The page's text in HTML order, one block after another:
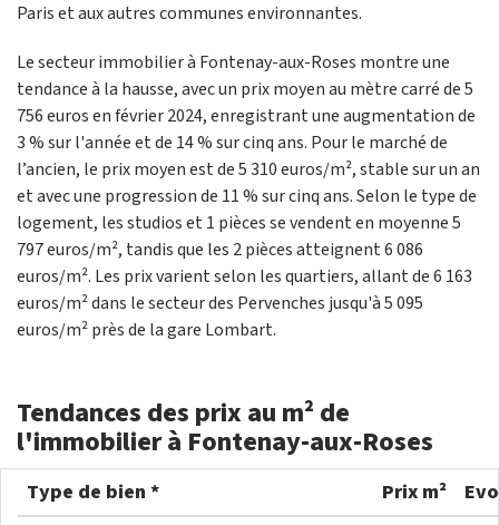
Paris et aux autres communes environnantes.
Le secteur immobilier à Fontenay-aux-Roses montre une
tendance à la hausse, avec un prix moyen au mètre carré de 5
756 euros en février 2024, enregistrant une augmentation de
3 % sur l'année et de 14 % sur cinq ans. Pour le marché de
l’ancien, le prix moyen est de 5 310 euros/m², stable sur un an
et avec une progression de 11 % sur cinq ans. Selon le type de
logement, les studios et 1 pièces se vendent en moyenne 5
797 euros/m², tandis que les 2 pièces atteignent 6 086
euros/m². Les prix varient selon les quartiers, allant de 6 163
euros/m² dans le secteur des Pervenches jusqu'à 5 095
euros/m² près de la gare Lombart.
Tendances des prix au m² de
l'immobilier à Fontenay-aux-Roses
Type de bien * Prix m²